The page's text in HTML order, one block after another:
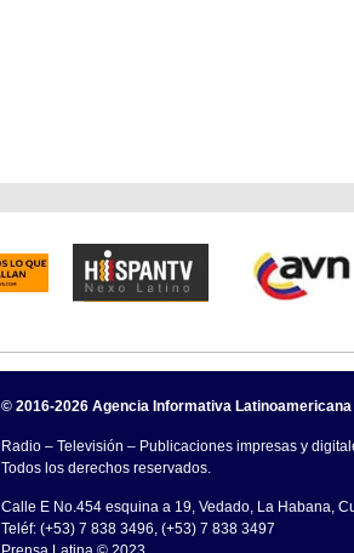
© 2016-2026 Agencia Informativa Latinoamericana
Radio – Televisión – Publicaciones impresas y
Todos los derechos reservados.
Calle E No.454 esquina a 19, Vedado, La Habana,
Teléf: (+53) 7 838 3496, (+53) 7 838 3497